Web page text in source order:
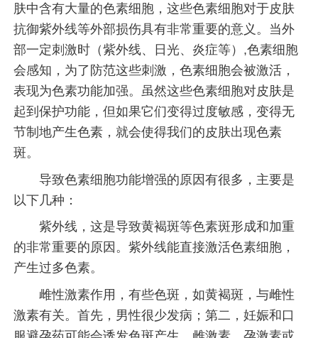
肤中含有大量的色素细胞，这些色素细胞对于皮肤
抗御紫外线等外部损伤具有非常重要的意义。当外
部一定刺激时（紫外线、日光、炎症等）,色素细胞
会感知，为了防范这些刺激，色素细胞会被激活，
表现为色素功能加强。虽然这些色素细胞对皮肤是
起到保护功能，但如果它们变得过度敏感，变得无
节制地产生色素，就会使得我们的皮肤出现色素
斑。
导致色素细胞功能增强的原因有很多，主要是
以下几种：
紫外线，这是导致黄褐斑等色素斑形成和加重
的非常重要的原因。紫外线能直接激活色素细胞，
产生过多色素。
雌性激素作用，有些色斑，如黄褐斑，与雌性
激素有关。首先，男性很少发病；第二，妊娠和口